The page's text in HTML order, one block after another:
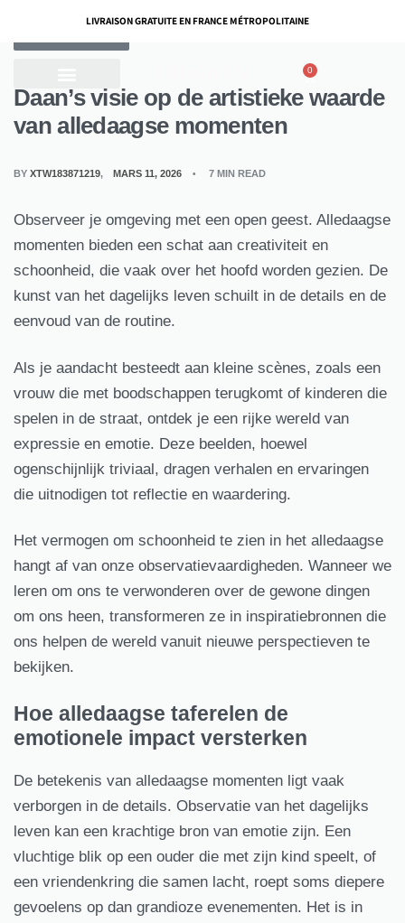
LIVRAISON GRATUITE EN FRANCE MÉTROPOLITAINE
0
Daan’s visie op de artistieke waarde
van alledaagse momenten
BY XTW183871219 MARS 11, 2026 7 MIN READ
Observeer je omgeving met een open geest. Alledaagse
momenten bieden een schat aan creativiteit en
schoonheid, die vaak over het hoofd worden gezien. De
kunst van het dagelijks leven schuilt in de details en de
eenvoud van de routine.
Als je aandacht besteedt aan kleine scènes, zoals een
vrouw die met boodschappen terugkomt of kinderen die
spelen in de straat, ontdek je een rijke wereld van
expressie en emotie. Deze beelden, hoewel
ogenschijnlijk triviaal, dragen verhalen en ervaringen
die uitnodigen tot reflectie en waardering.
Het vermogen om schoonheid te zien in het alledaagse
hangt af van onze observatievaardigheden. Wanneer we
leren om ons te verwonderen over de gewone dingen
om ons heen, transformeren ze in inspiratiebronnen die
ons helpen de wereld vanuit nieuwe perspectieven te
bekijken.
Hoe alledaagse taferelen de
emotionele impact versterken
De betekenis van alledaagse momenten ligt vaak
verborgen in de details. Observatie van het dagelijks
leven kan een krachtige bron van emotie zijn. Een
vluchtige blik op een ouder die met zijn kind speelt, of
een vriendenkring die samen lacht, roept soms diepere
gevoelens op dan grandioze evenementen. Het is in